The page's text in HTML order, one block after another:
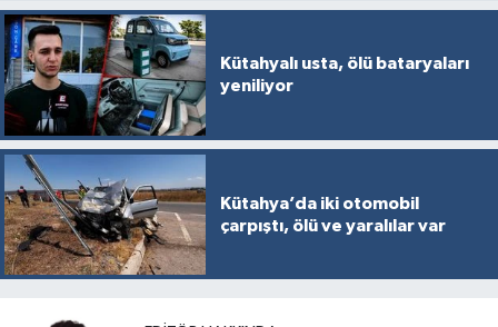
Kütahyalı usta, ölü bataryaları
yeniliyor
Kütahya’da iki otomobil
çarpıştı, ölü ve yaralılar var